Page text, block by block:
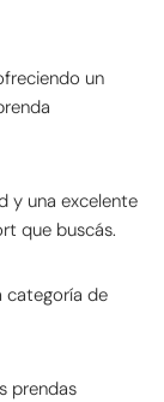
un
y una excelente
que buscás.
categoría de
prendas